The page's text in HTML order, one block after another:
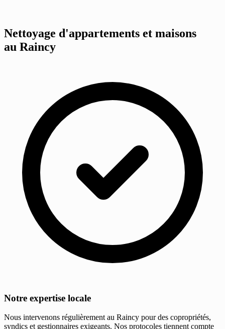
Nettoyage d'appartements et maisons
au Raincy
Notre expertise locale
Nous intervenons régulièrement au Raincy pour des copropriétés,
syndics et gestionnaires exigeants. Nos protocoles tiennent compte